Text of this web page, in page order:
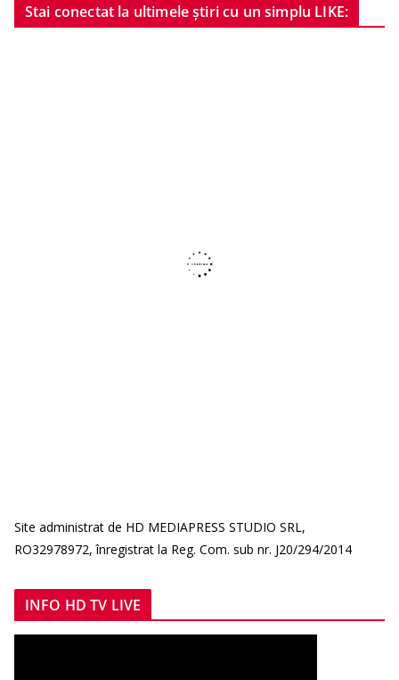
Stai conectat la ultimele știri cu un simplu LIKE:
Site administrat de HD MEDIAPRESS STUDIO SRL,
RO32978972, înregistrat la Reg. Com. sub nr. J20/294/2014
INFO HD TV LIVE